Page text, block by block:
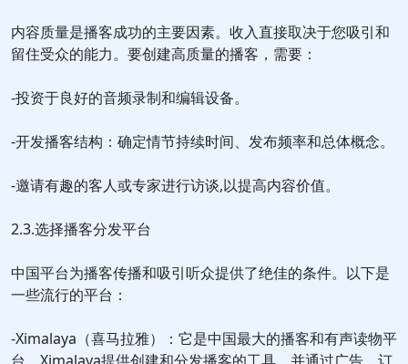
内容质量是播客成功的主要因素。收入直接取决于您吸引和
留住受众的能力。要创建高质量的播客，需要：
-投资于良好的音频录制和编辑设备。
-开发播客结构：确定情节持续时间、发布频率和总体概念。
-邀请有趣的客人或专家进行访谈,以提高内容价值。
2.3.选择播客分发平台
中国平台为播客传播和吸引听众提供了绝佳的条件。以下是
一些流行的平台：
-Ximalaya（喜马拉雅）：它是中国最大的播客和有声读物平